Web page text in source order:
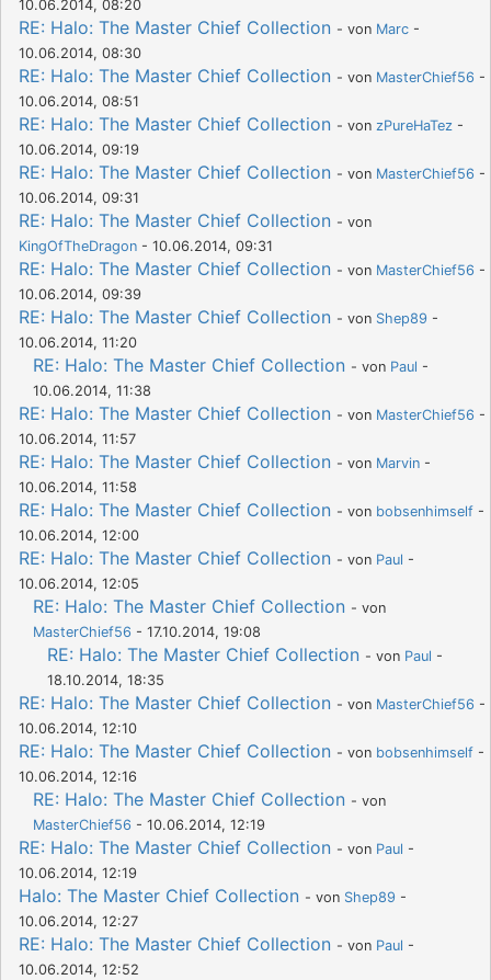
10.06.2014, 08:20
RE: Halo: The Master Chief Collection - von Marc -
10.06.2014, 08:30
RE: Halo: The Master Chief Collection - von MasterChief56 -
10.06.2014, 08:51
RE: Halo: The Master Chief Collection - von zPureHaTez -
10.06.2014, 09:19
RE: Halo: The Master Chief Collection - von MasterChief56 -
10.06.2014, 09:31
RE: Halo: The Master Chief Collection - von
KingOfTheDragon - 10.06.2014, 09:31
RE: Halo: The Master Chief Collection - von MasterChief56 -
10.06.2014, 09:39
RE: Halo: The Master Chief Collection - von Shep89 -
10.06.2014, 11:20
RE: Halo: The Master Chief Collection - von Paul -
10.06.2014, 11:38
RE: Halo: The Master Chief Collection - von MasterChief56 -
10.06.2014, 11:57
RE: Halo: The Master Chief Collection - von Marvin -
10.06.2014, 11:58
RE: Halo: The Master Chief Collection - von bobsenhimself -
10.06.2014, 12:00
RE: Halo: The Master Chief Collection - von Paul -
10.06.2014, 12:05
RE: Halo: The Master Chief Collection - von
MasterChief56 - 17.10.2014, 19:08
RE: Halo: The Master Chief Collection - von Paul -
18.10.2014, 18:35
RE: Halo: The Master Chief Collection - von MasterChief56 -
10.06.2014, 12:10
RE: Halo: The Master Chief Collection - von bobsenhimself -
10.06.2014, 12:16
RE: Halo: The Master Chief Collection - von
MasterChief56 - 10.06.2014, 12:19
RE: Halo: The Master Chief Collection - von Paul -
10.06.2014, 12:19
Halo: The Master Chief Collection - von Shep89 -
10.06.2014, 12:27
RE: Halo: The Master Chief Collection - von Paul -
10.06.2014, 12:52